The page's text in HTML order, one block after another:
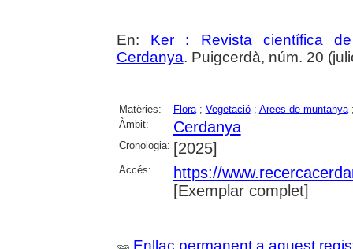
En: Ker : Revista científica
Cerdanya. Puigcerdà, núm. 20
Matèries: Flora; Vegetació; Arees de muntanya
Àmbit:
Cerdanya
Cronologia: [2025]
Accés:
https://
[Exemplar complet]
Enllaç permanent a aquest